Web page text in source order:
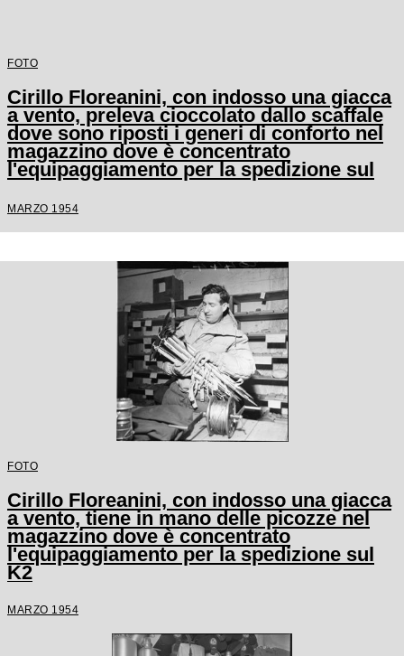
FOTO
Cirillo Floreanini, con indosso una giacca
a vento, preleva cioccolato dallo scaffale
dove sono riposti i generi di conforto nel
magazzino dove è concentrato
l'equipaggiamento per la spedizione sul
K2
MARZO 1954
FOTO
Cirillo Floreanini, con indosso una giacca
a vento, tiene in mano delle picozze nel
magazzino dove è concentrato
l'equipaggiamento per la spedizione sul
K2
MARZO 1954